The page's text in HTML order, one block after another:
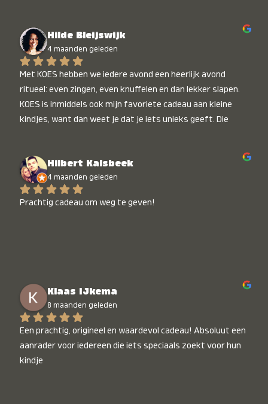
Hilde Bleijswijk
4 maanden geleden
Met KOES hebben we iedere avond een heerlijk avond
ritueel: even zingen, even knuffelen en dan lekker slapen.
KOES is inmiddels ook mijn favoriete cadeau aan kleine
kindjes, want dan weet je dat je iets unieks geeft. Die
Hilbert Kalsbeek
4 maanden geleden
Prachtig cadeau om weg te geven!
Klaas IJkema
8 maanden geleden
Een prachtig, origineel en waardevol cadeau! Absoluut een
aanrader voor iedereen die iets speciaals zoekt voor hun
kindje